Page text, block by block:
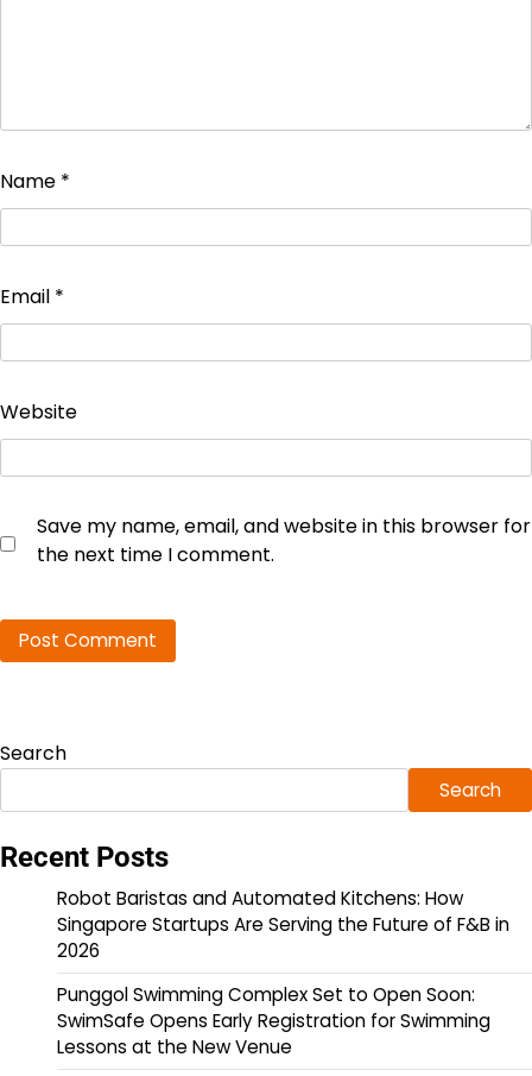
Name *
Email *
Website
Save my name, email, and website in this browser for
the next time I comment.
Search
Search
Recent Posts
Robot Baristas and Automated Kitchens: How
Singapore Startups Are Serving the Future of F&B in
2026
Punggol Swimming Complex Set to Open Soon:
SwimSafe Opens Early Registration for Swimming
Lessons at the New Venue